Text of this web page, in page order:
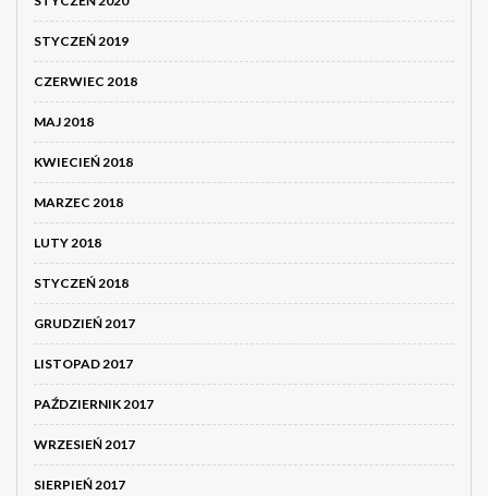
STYCZEŃ 2019
CZERWIEC 2018
MAJ 2018
KWIECIEŃ 2018
MARZEC 2018
LUTY 2018
STYCZEŃ 2018
GRUDZIEŃ 2017
LISTOPAD 2017
PAŹDZIERNIK 2017
WRZESIEŃ 2017
SIERPIEŃ 2017